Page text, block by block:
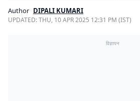
Author DIPALI KUMARI
UPDATED:THU, 10 APR 2025 12:31 PM (IST)
विज्ञापन